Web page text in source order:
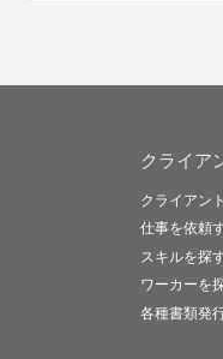
クライア
クライアン
仕事を依頼
スキルを探
ワーカーを
各種書類発